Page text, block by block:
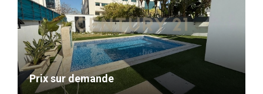
Prix sur demande